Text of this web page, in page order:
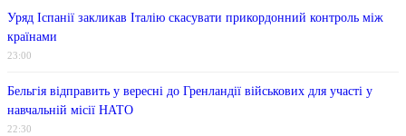
Уряд Іспанії закликав Італію скасувати прикордонний контроль між
країнами
23:00
Бельгія відправить у вересні до Гренландії військових для участі у
навчальній місії НАТО
22:30